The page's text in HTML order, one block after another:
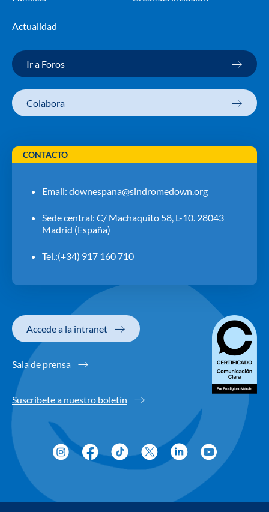
Actualidad
Ir a Foros
Colabora
CONTACTO
Email: downespana@sindromedown.org
Sede central: C/ Machaquito 58, L-10. 28043
Madrid (España)
Tel.:(+34) 917 160 710
Accede a la intranet
Sala de prensa
Suscríbete a nuestro boletín